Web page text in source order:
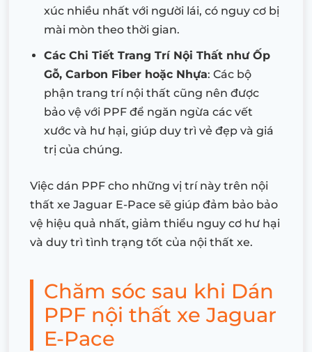
xúc nhiều nhất với người lái, có nguy cơ bị
mài mòn theo thời gian.
Các Chi Tiết Trang Trí Nội Thất như Ốp
Gỗ, Carbon Fiber hoặc Nhựa: Các bộ
phận trang trí nội thất cũng nên được
bảo vệ với PPF để ngăn ngừa các vết
xước và hư hại, giúp duy trì vẻ đẹp và giá
trị của chúng.
Việc dán PPF cho những vị trí này trên nội
thất xe Jaguar E-Pace sẽ giúp đảm bảo bảo
vệ hiệu quả nhất, giảm thiểu nguy cơ hư hại
và duy trì tình trạng tốt của nội thất xe.
Chăm sóc sau khi Dán
PPF nội thất xe Jaguar
E-Pace